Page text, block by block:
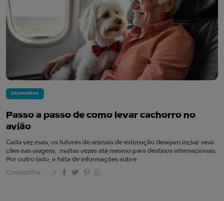
CACHORROS
Passo a passo de como levar cachorro no
avião
Cada vez mais, os tutores de animais de estimação desejam incluir seus
cães nas viagens, muitas vezes até mesmo para destinos internacionais.
Por outro lado, a falta de informações sobre
Compartilhe